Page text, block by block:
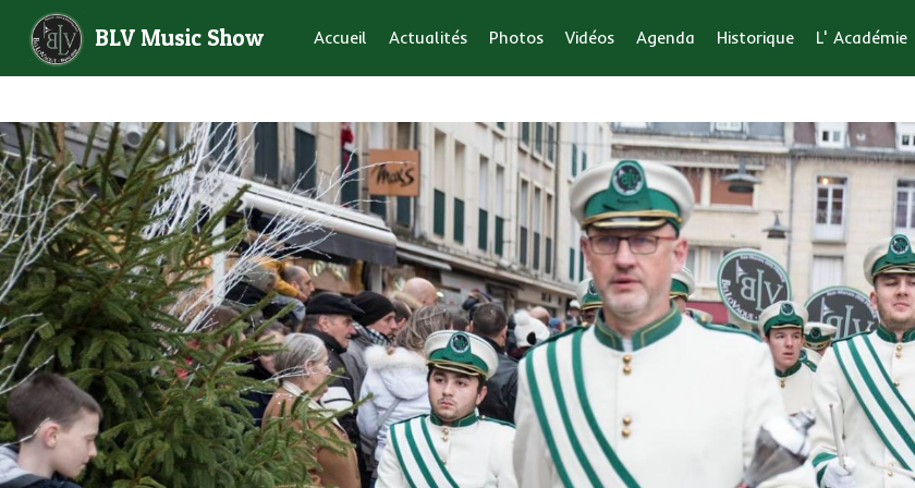
BLV Music Show Accueil Actualités Photos Vidéos Agenda Historique L' Académie